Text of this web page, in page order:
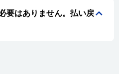
要はありません。払い戻